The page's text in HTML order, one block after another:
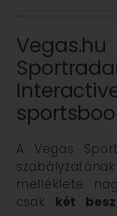
A Vegas
melléklete
csak két